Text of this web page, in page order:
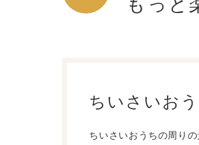
ちいさいお
ちいさいおうちの周り